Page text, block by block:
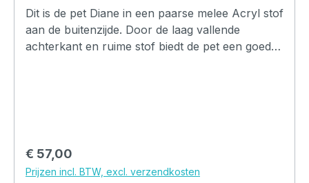
Dit is de pet Diane in een paarse melee Acryl stof
aan de buitenzijde. Door de laag vallende
achterkant en ruime stof biedt de pet een goede
gedragen te worden op de koudere dagen.
Normale prijs:
€ 57,00
Prijzen incl. BTW, excl. verzendkosten